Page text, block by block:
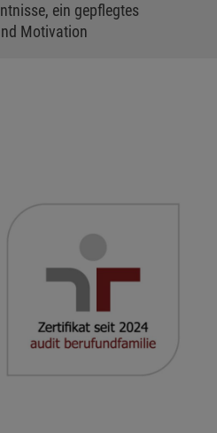
ein gepflegtes
Motivation